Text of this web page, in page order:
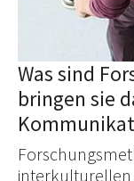
Was sind
bringen sie
interkulturellen